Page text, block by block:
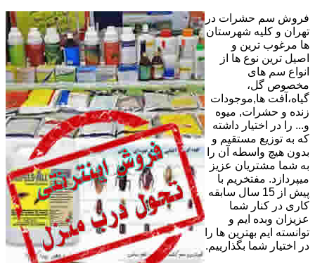
فروش سم حشرات در
تهران و کلیه شهرستان
ها مرغوب ترین و
اصیل ترین نوع ها از
انواع سم های
مخصوص گل،
گیاه،آفت ها,موجودات
زنده و حشرات, میوه
و... را در اختیار داشته
که به توزیع مستقیم و
بدون هیچ واسطه آن را
به شما مشتریان عزیز
میپردازد. مفتخریم با
پیش از 15 سال سابقه
کاری در کنار شما
عزیزان وبده ایم و
توانسته ایم بهترین ها را
در اختیار شما بگذارییم.